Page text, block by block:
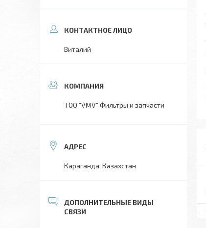
Виталий
ТОО "VMV" Фильтры и запчасти
Караганда, Казахстан